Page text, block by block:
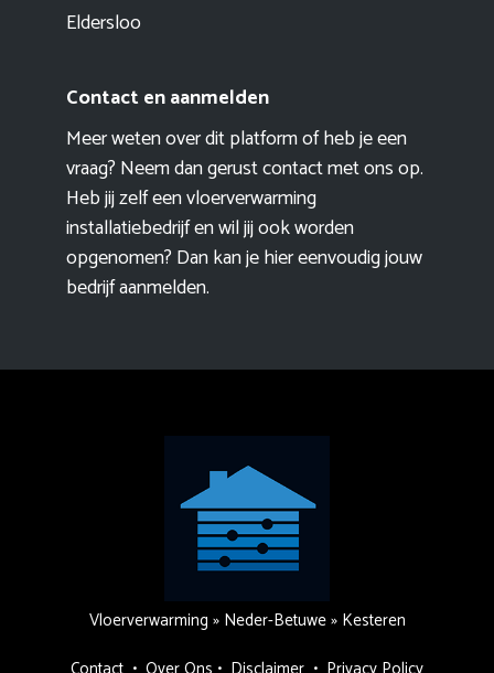
Eldersloo
Contact en aanmelden
Meer weten over dit platform of heb je een
vraag? Neem dan gerust contact met ons op.
Heb jij zelf een vloerverwarming
installatiebedrijf en wil jij ook worden
opgenomen? Dan kan je hier eenvoudigjouw
bedrijf aanmelden.
Vloerverwarming » Neder-Betuwe» Kesteren